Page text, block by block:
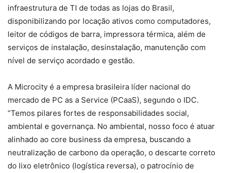
infraestrutura de TI de todas as lojas do Brasil,
disponibilizando por locação ativos como computadores,
leitor de códigos de barra, impressora térmica, além de
serviços de instalação, desinstalação, manutenção com
nível de serviço acordado e gestão.
A Microcity é a empresa brasileira líder nacional do
mercado de PC as a Service (PCaaS), segundo o IDC.
“Temos pilares fortes de responsabilidades social,
ambiental e governança. No ambiental, nosso foco é atuar
alinhado ao core business da empresa, buscando a
neutralização de carbono da operação, o descarte correto
do lixo eletrônico (logística reversa), o patrocínio de